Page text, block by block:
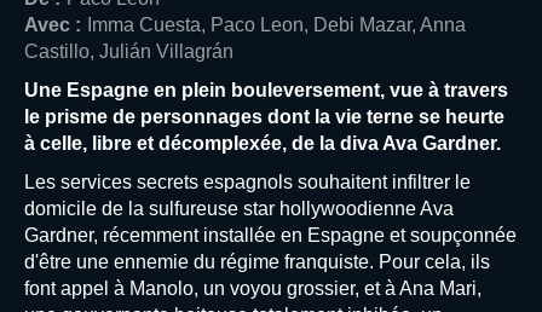
Avec : Imma Cuesta, Paco Leon, Debi Mazar, Anna
Castillo, Julián Villagrán
Une Espagne en plein bouleversement, vue à travers
le prisme de personnages dont la vie terne se heurte
à celle, libre et décomplexée, de la diva Ava Gardner.
Les services secrets espagnols souhaitent infiltrer le
domicile de la sulfureuse star hollywoodienne Ava
Gardner, récemment installée en Espagne et soupçonnée
d'être une ennemie du régime franquiste. Pour cela, ils
font appel à Manolo, un voyou grossier, et à Ana Mari,